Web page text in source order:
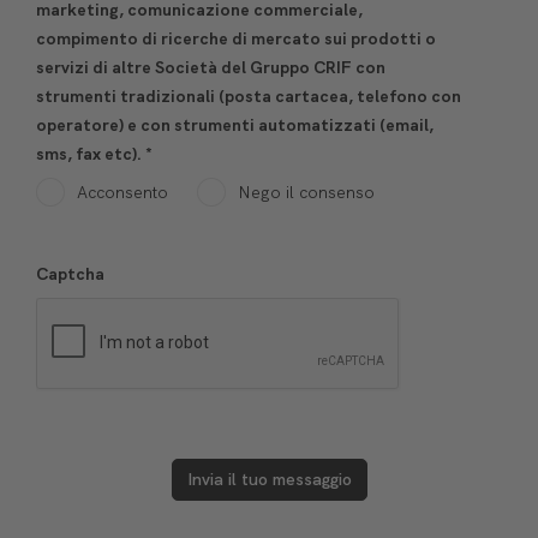
marketing, comunicazione commerciale,
compimento di ricerche di mercato sui prodotti o
servizi di altre Società del Gruppo CRIF con
strumenti tradizionali (posta cartacea, telefono con
operatore) e con strumenti automatizzati (email,
sms, fax etc). *
Acconsento
Nego il consenso
Captcha
Invia il tuo messaggio